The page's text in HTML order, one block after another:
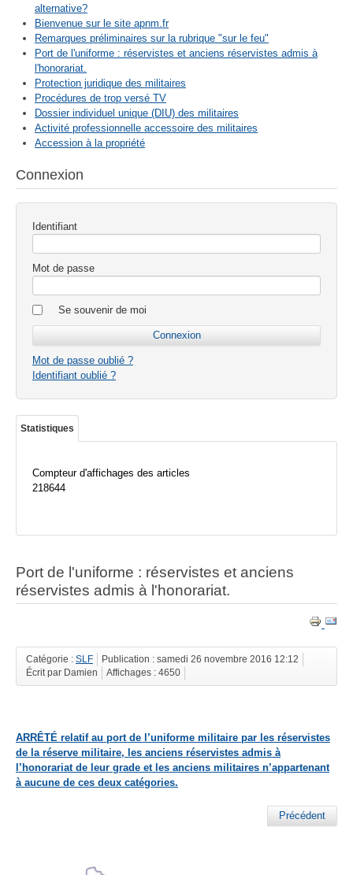
alternative?
Bienvenue sur le site apnm.fr
Remarques préliminaires sur la rubrique "sur le feu"
Port de l'uniforme : réservistes et anciens réservistes admis à
l'honorariat.
Protection juridique des militaires
Procédures de trop versé TV
Dossier individuel unique (DIU) des militaires
Activité professionnelle accessoire des militaires
Accession à la propriété
Connexion
Identifiant
Mot de passe
Se souvenir de moi
Mot de passe oublié ?
Identifiant oublié ?
Statistiques
Compteur d'affichages des articles
218644
Port de l'uniforme : réservistes et anciens
réservistes admis à l'honorariat.
Catégorie : SLF
Publication : samedi 26 novembre 2016 12:12
Écrit par Damien
Affichages : 4650
ARRÊTÉ relatif au port de l’uniforme militaire par les réservistes
de la réserve militaire, les anciens réservistes admis à
l’honorariat de leur grade et les anciens militaires n’appartenant
à aucune de ces deux catégories.
Précédent